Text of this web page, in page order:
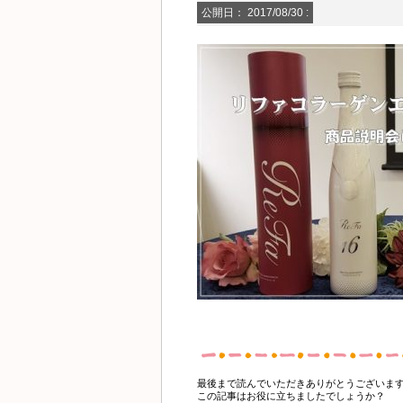
公開日： 2017/08/30 :
最後まで読んでいただきありがとうございま
この記事はお役に立ちましたでしょうか？